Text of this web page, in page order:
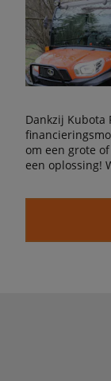
Dankzij Kubota
om een grote
een oplossing!